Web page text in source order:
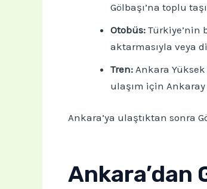
Gölbaşı’na toplu
Otobüs:Türkiye’nin
aktarmasıyla veya
Tren:Ankara Yüksek
ulaşım için
Ankara’ya ulaştıktan sonra
Ankara’dan